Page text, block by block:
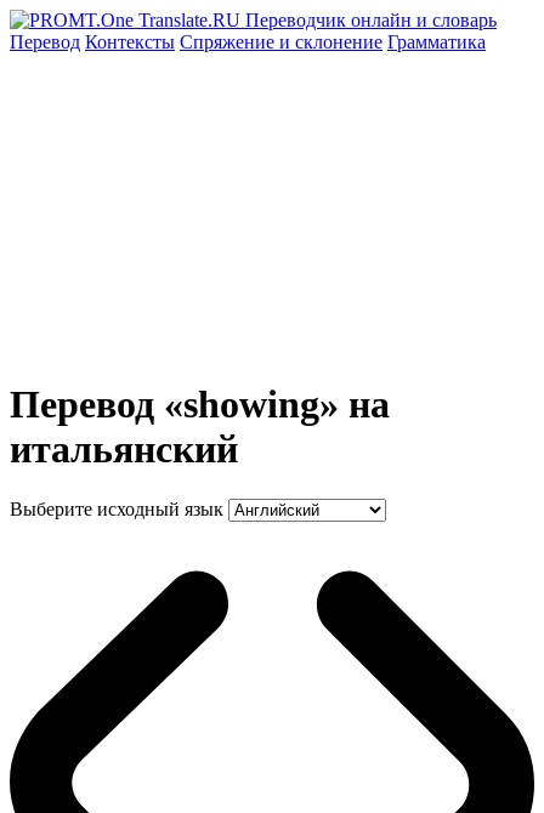
Перевод Контексты Спряжение и склонение Грамматика
Перевод «showing» на
итальянский
Выберите исходный язык